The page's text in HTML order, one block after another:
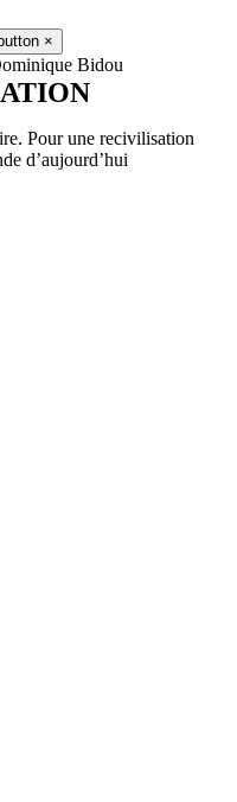
×
Pour une recivilisation
d’aujourd’hui